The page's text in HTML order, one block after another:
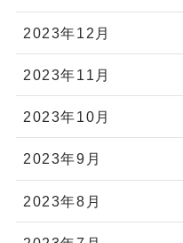
2023年12月
2023年11月
2023年10月
2023年9月
2023年8月